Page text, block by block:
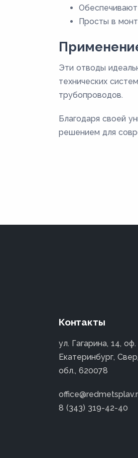
Просты в
Эти отводы
технических
трубопроводов.
Благодаря своей
решением для
Контакты
ул. Гагарина, 14, оф.
Екатеринбург,
обл., 620078
8 (343) 319-42-40